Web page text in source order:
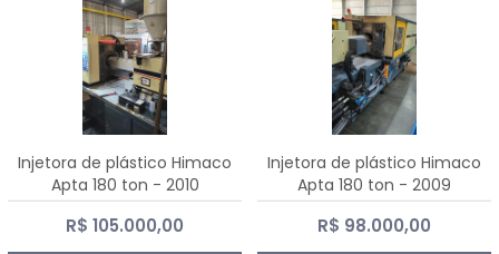
Injetora de plástico Himaco
Apta 180 ton - 2010
R$ 105.000,00
Injetora de plástico Himaco
Apta 180 ton - 2009
R$ 98.000,00